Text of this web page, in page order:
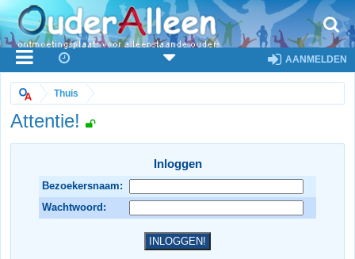
AANMELDEN
Thuis
Attentie!
Inloggen
Bezoekersnaam:
Wachtwoord: